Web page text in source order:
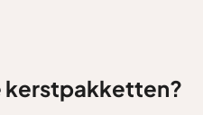
kerstpakketten?